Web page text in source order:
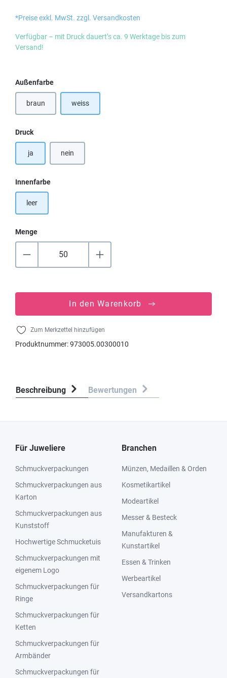
*Preise exkl. MwSt. zzgl. Versandkosten
Verfügbar – mit Druck dauert’s ca. 9 Werktage bis zum
Versand!
Außenfarbeauswählen
braun weiss
Druckauswählen
ja nein
Innenfarbeauswählen
leer
Menge
In den Warenkorb
Zum Merkzettel hinzufügen
Produktnummer:973005.00300010
Beschreibung Bewertungen
Für Juweliere
Schmuckverpackungen
Schmuckverpackungen aus
Karton
Schmuckverpackungen aus
Kunststoff
Hochwertige Schmucketuis
Schmuckverpackungen mit
eigenem Logo
Schmuckverpackungen für
Ringe
Schmuckverpackungen für
Ketten
Schmuckverpackungen für
Armbänder
Schmuckverpackungen für
Branchen
Münzen, Medaillen & Orden
Kosmetikartikel
Modeartikel
Messer & Besteck
Manufakturen &
Kunstartikel
Essen & Trinken
Werbeartikel
Versandkartons